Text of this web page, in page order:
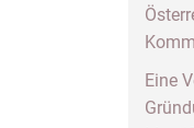
Eine